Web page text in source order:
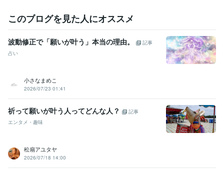
このブログを見た人にオススメ
波動修正で「願いが叶う」本当の理由。
記事
占い
小さなまめこ
2026/07/23 01:41
祈って願いが叶う人ってどんな人？
記事
エンタメ・趣味
松扇アユタヤ
2026/07/18 14:00